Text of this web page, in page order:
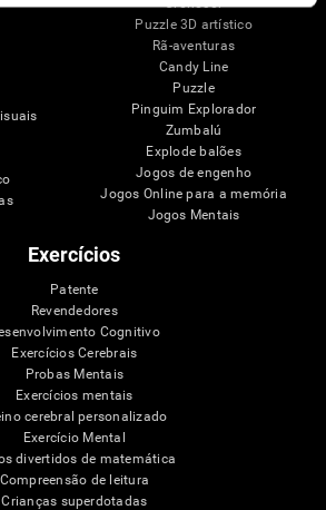
Puzzle 3D artístico
Rã-aventuras
Candy Line
Puzzle
Pinguim Explorador
Zumbalú
Explode balões
Jogos de engenho
Jogos Online para a memória
Jogos Mentais
Exercícios
Patente
Revendedores
Cognitivo
Exercícios Cerebrais
Probas Mentais
Exercícios mentais
cerebral personalizado
Exercício Mental
divertidos de matemática
Compreensão de leitura
Crianças superdotadas